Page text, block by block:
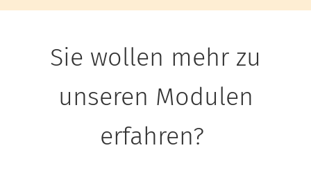
Sie wollen mehr zu
unseren Modulen
erfahren?